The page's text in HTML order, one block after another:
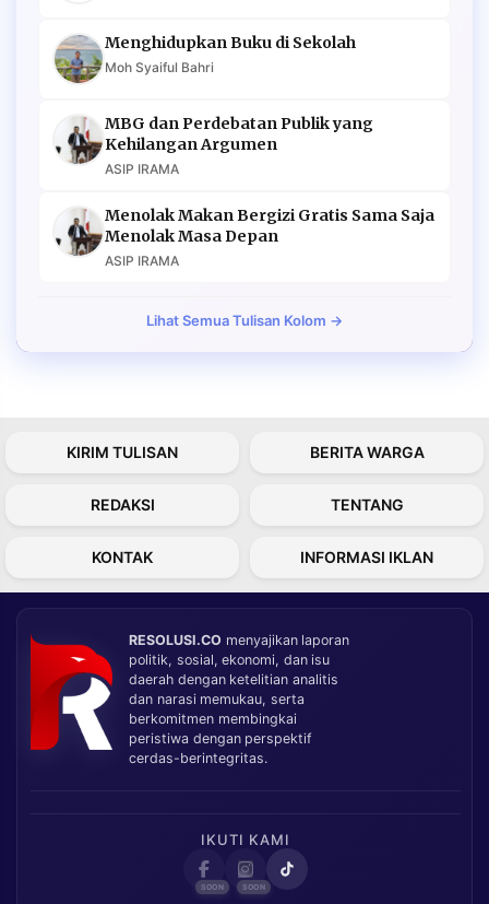
Menghidupkan Buku di Sekolah
Moh Syaiful Bahri
MBG dan Perdebatan Publik yang
Kehilangan Argumen
ASIP IRAMA
Menolak Makan Bergizi Gratis Sama Saja
Menolak Masa Depan
ASIP IRAMA
Lihat Semua Tulisan Kolom →
KIRIM TULISAN BERITA WARGA
REDAKSI TENTANG
KONTAK INFORMASI IKLAN
RESOLUSI.CO menyajikan laporan
politik, sosial, ekonomi, dan isu
daerah dengan ketelitian analitis
dan narasi memukau, serta
berkomitmen membingkai
peristiwa dengan perspektif
cerdas-berintegritas.
IKUTI KAMI